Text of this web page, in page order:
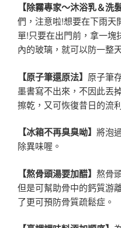
【除霧專家～沐浴乳＆洗
們，注意啦!想要在下雨天
單!只要在出門前，拿一塊
內的玻璃，就可以防一整
【原子筆還原法】 原子筆
墨書寫不出來，不因此丟
擦乾，又可恢復昔日的流
【冰箱不再臭臭呦】 將泡
除異味喔。
【熬骨頭湯要加醋】 熬骨
但是可幫助骨中的鈣質游
了更可預防骨質疏鬆症。